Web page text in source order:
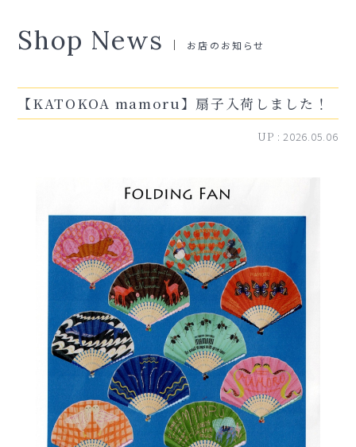
Shop News お店のお知らせ
【KATOKOA mamoru】扇子入荷しました！
UP :2026.05.06